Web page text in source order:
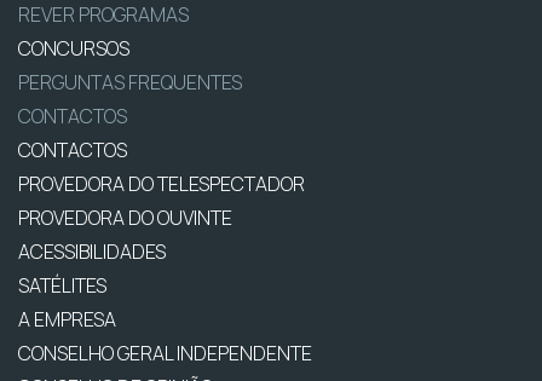
REVER PROGRAMAS
CONCURSOS
PERGUNTAS FREQUENTES
CONTACTOS
CONTACTOS
PROVEDORA DO TELESPECTADOR
PROVEDORA DO OUVINTE
ACESSIBILIDADES
SATÉLITES
A EMPRESA
CONSELHO GERAL INDEPENDENTE